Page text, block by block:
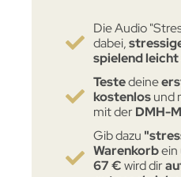
Die Audio
dabei,
spielend
Testedeine
kostenlosund
mit derDMH-
Gib dazu
Warenkorbein
67 €wird dir